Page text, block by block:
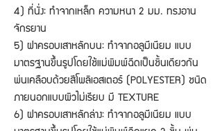
4) ที่นั่ง: ทำจากเหล็ก ความหนา 2 มม. ทรงอาน
จักรยาน
5) ฝาครอบเสาหลักบน: ทำจากอลูมีเนียม แบบ
มาตรฐานขึ้นรูปโดยใช้แม่พิมพ์ฉีดเป็นชิ้นเดียวกัน
พ่นเคลือบด้วยสีโพลิเอสเตอร์ (POLYESTER) ชนิด
ภายนอกแบบผิวไม่เรียบ มี TEXTURE
6) ฝาครอบเสาหลักล่าง: ทำจากอลูมีเนียม แบบ